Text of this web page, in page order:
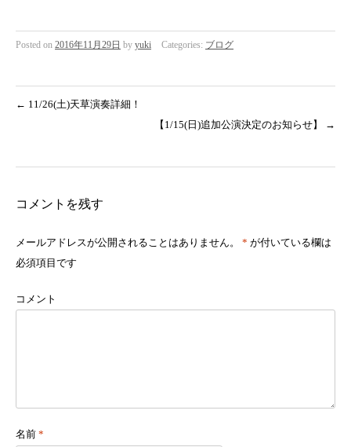
Posted on 2016年11月29日 by yuki Categories: ブログ
← 11/26(土)天草演奏詳細！
【1/15(日)追加公演決定のお知らせ】
→
コメントを残す
メールアドレスが公開されることはありません。 * が付いている欄は
必須項目です
コメント
名前 *